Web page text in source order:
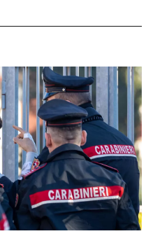
una peña taurina de
sexualmente a